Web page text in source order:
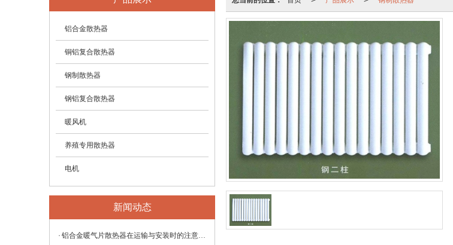
铝合金散热器
铜铝复合散热器
钢制散热器
钢铝复合散热器
暖风机
养殖专用散热器
电机
新闻动态
铝合金暖气片散热器在运输与安装时的注意事项